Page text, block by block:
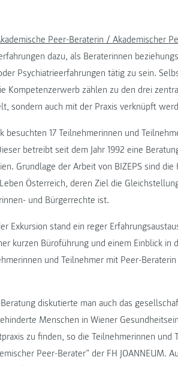
Peer-Beraterin / Akademischer
dazu, als Beraterinnen
Psychiatrieerfahrungen tätig zu sein.
Kompetenzerwerb zählen zu den drei
sondern auch mit der Praxis verknüpft
besuchten 17 Teilnehmerinnen und
betreibt seit dem Jahr 1992 eine
Grundlage der Arbeit von BIZEPS sind
Österreich, deren Ziel die
und Bürgerrechte ist.
Exkursion stand ein reger
kurzen Büroführung und einem Einblick
und Teilnehmer mit Peer-
diskutierte man auch das
Menschen in Wiener
zu finden, so die Teilnehmerinnen und
Peer-Berater” der FH JOANNEUM.